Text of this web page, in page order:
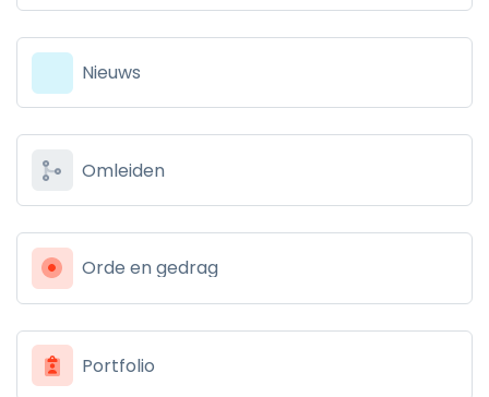
Nieuws
Omleiden
Orde en gedrag
Portfolio